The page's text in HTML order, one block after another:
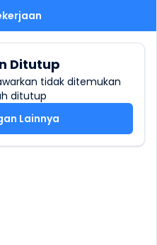
Ditutup
tidak ditemukan
ditutup
Lainnya